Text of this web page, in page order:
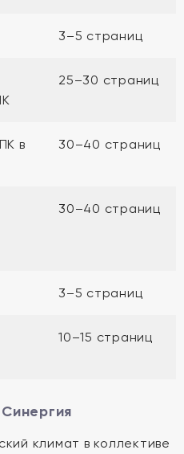
3–5 страниц
25–30 страниц
в
30–40 страниц
30–40 страниц
3–5 страниц
10–15 страниц
климат в коллективе